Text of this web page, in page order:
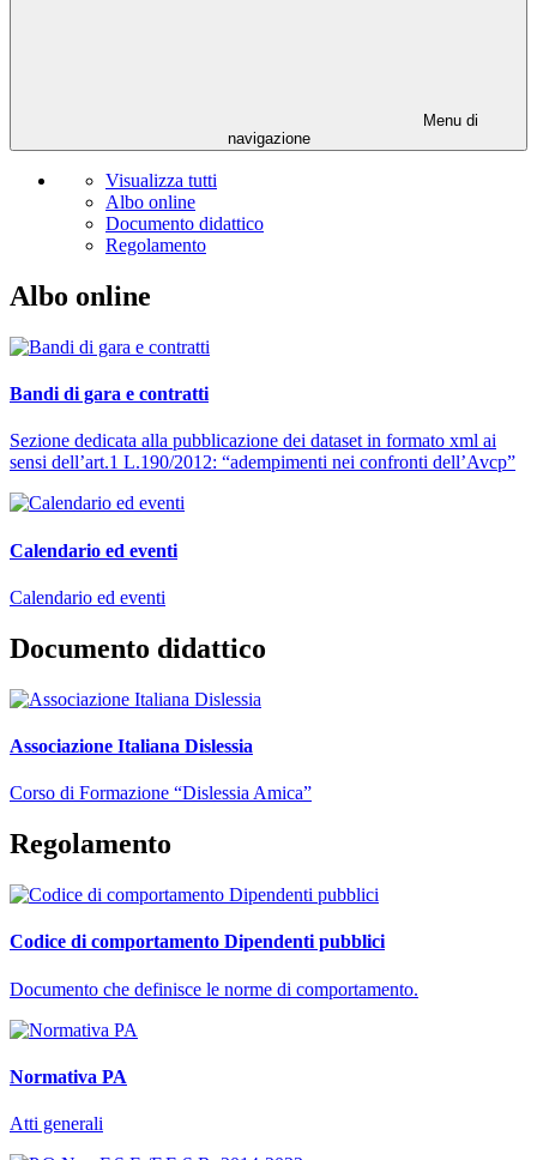
Menu di
navigazione
Visualizza tutti
Albo online
Documento didattico
Regolamento
Albo online
Bandi di gara e contratti
Sezione dedicata alla pubblicazione dei dataset in formato xml ai
sensi dell’art.1 L.190/2012: “adempimenti nei confronti dell’Avcp”
Calendario ed eventi
Calendario ed eventi
Documento didattico
Associazione Italiana Dislessia
Corso di Formazione “Dislessia Amica”
Regolamento
Codice di comportamento Dipendenti pubblici
Documento che definisce le norme di comportamento.
Normativa PA
Atti generali